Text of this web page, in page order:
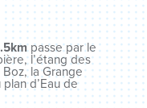
passe par le
l’étang des
la Grange
d’Eau de